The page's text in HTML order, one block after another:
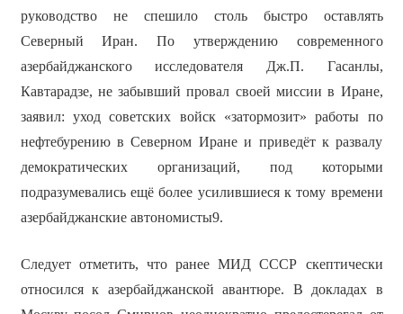
руководство не спешило столь быстро оставлять
Северный Иран. По утверждению современного
азербайджанского исследователя Дж.П. Гасанлы,
Кавтарадзе, не забывший провал своей миссии в Иране,
заявил: уход советских войск «затормозит» работы по
нефтебурению в Северном Иране и приведёт к развалу
демократических организаций, под которыми
подразумевались ещё более усилившиеся к тому времени
азербайджанские автономисты9.
Следует отметить, что ранее МИД СССР скептически
относился к азербайджанской авантюре. В докладах в